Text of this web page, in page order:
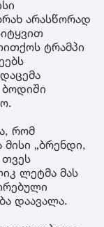
არასწორად
ტრამპი
ბოდიში
რომ
„ბრენდი,
თვეს
ლეტმა მას
დაავალა.